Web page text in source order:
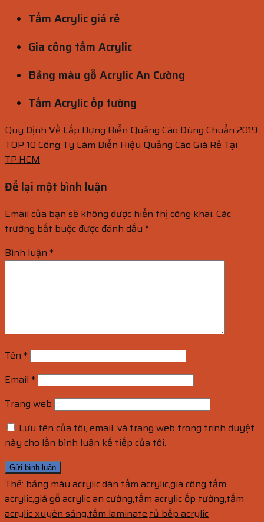
Tấm Acrylic giá rẻ
Gia công tấm Acrylic
Bảng màu gỗ Acrylic An Cường
Tấm Acrylic ốp tường
Quy Định Về Lắp Dựng Biển Quảng Cáo Đúng Chuẩn 2019
TOP 10 Công Ty Làm Biển Hiệu Quảng Cáo Giá Rẻ Tại
TP.HCM
Để lại một bình luận
Email của bạn sẽ không được hiển thị công khai. Các
trường bắt buộc được đánh dấu *
Bình luận *
Tên *
Email *
Trang web
Lưu tên của tôi, email, và trang web trong trình duyệt
này cho lần bình luận kế tiếp của tôi.
Thẻ: bảng màu acrylic,dán tấm acrylic,gia công tấm
acrylic,giá gỗ acrylic an cường,tấm acrylic ốp tường,tấm
acrylic xuyên sáng,tấm laminate,tủ bếp acrylic